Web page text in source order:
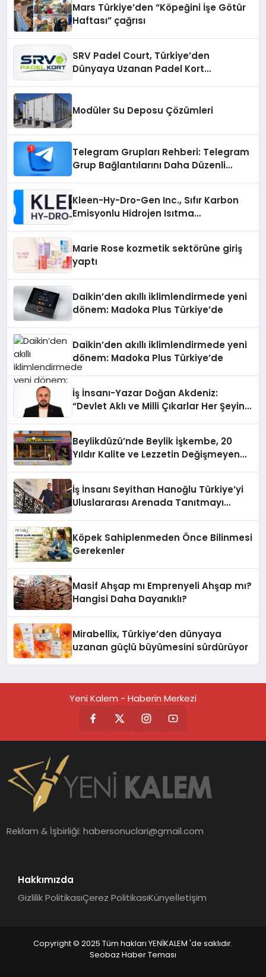
Mars Türkiye’den “Köpeğini İşe Götür
Haftası” çağrısı
SRV Padel Court, Türkiye’den
Dünyaya Uzanan Padel Kort
Modüler Su Deposu Çözümleri
Telegram Grupları Rehberi: Telegram
Grup Bağlantılarını Daha Düzenli
Kleen-Hy-Dro-Gen Inc., Sıfır Karbon
Emisyonlu Hidrojen Isıtma
Marie Rose kozmetik sektörüne giriş
yaptı
Daikin’den akıllı iklimlendirmede yeni
dönem: Madoka Plus Türkiye’de
Daikin’den akıllı iklimlendirmede yeni
dönem: Madoka Plus Türkiye’de
İş İnsanı-Yazar Doğan Akdeniz:
“Devlet Aklı ve Milli Çıkarlar Her Şeyin
Beylikdüzü’nde Beylik İşkembe, 20
Yıldır Kalite ve Lezzetin Değişmeyen
İş İnsanı Seyithan Hanoğlu Türkiye’yi
Uluslararası Arenada Tanıtmayı
Köpek Sahiplenmeden Önce Bilinmesi
Gerekenler
Masif Ahşap mı Emprenyeli Ahşap mı?
Hangisi Daha Dayanıklı?
Mirabellix, Türkiye’den dünyaya
uzanan güçlü büyümesini sürdürüyor
Yeni Kalem - Haberin Merkezi
Reklam & İşbirliği:habersonuclari@gmail.com
Hakkımızda
Gizlilik PolitikasıÇerez PolitikasıKünyeİletişim
Copyright © 2025 Tüm hakları YENİKALEM 'de saklıdır.
Seobaz Haber Teması